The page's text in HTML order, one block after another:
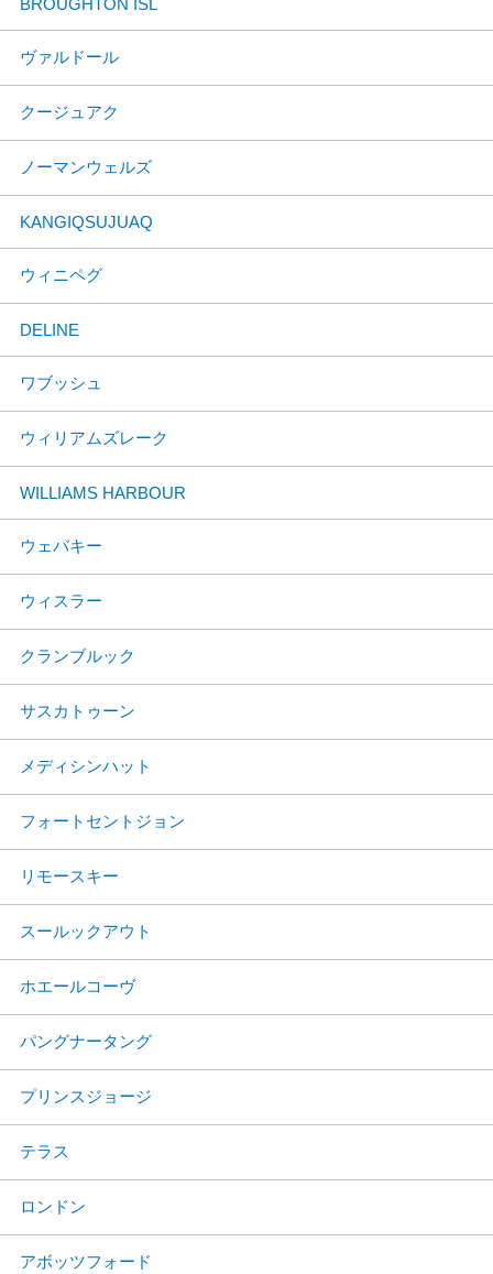
BROUGHTON ISL
ヴァルドール
クージュアク
ノーマンウェルズ
KANGIQSUJUAQ
ウィニペグ
DELINE
ワブッシュ
ウィリアムズレーク
WILLIAMS HARBOUR
ウェバキー
ウィスラー
クランブルック
サスカトゥーン
メディシンハット
フォートセントジョン
リモースキー
スールックアウト
ホエールコーヴ
パングナータング
プリンスジョージ
テラス
ロンドン
アボッツフォード